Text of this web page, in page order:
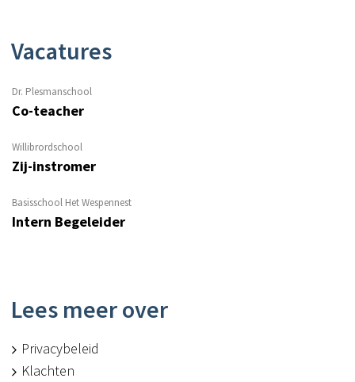
Vacatures
Dr. Plesmanschool
Co-teacher
Willibrordschool
Zij-instromer
Basisschool Het Wespennest
Intern Begeleider
Lees meer over
Privacybeleid
Klachten